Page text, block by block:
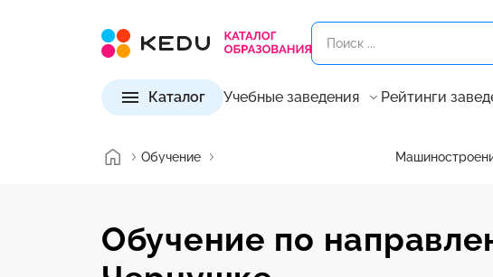
Каталог Учебные заведения Рейтинги
Обучение
Обучение по